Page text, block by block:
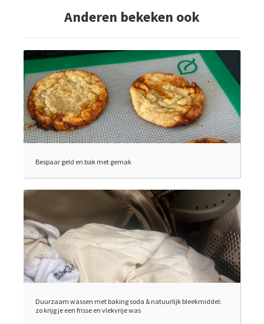
Anderen bekeken ook
Bespaar geld en bak met gemak
Duurzaam wassen met baking soda & natuurlijk bleekmiddel:
zo krijg je een frisse en vlekvrije was